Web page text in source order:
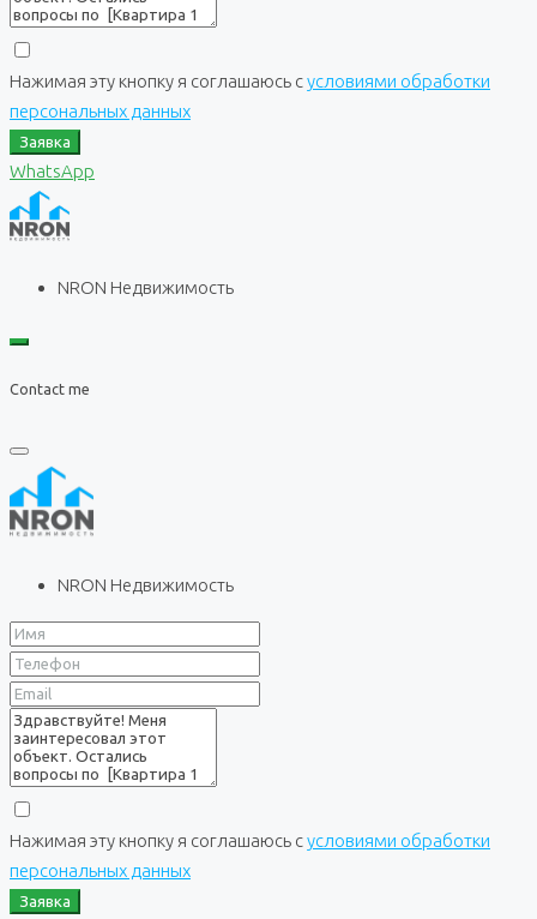
Нажимая эту кнопку я соглашаюсь сусловиями обработки
персональных данных
Заявка
WhatsApp
NRON Недвижимость
Contact me
NRON Недвижимость
Нажимая эту кнопку я соглашаюсь сусловиями обработки
персональных данных
Заявка